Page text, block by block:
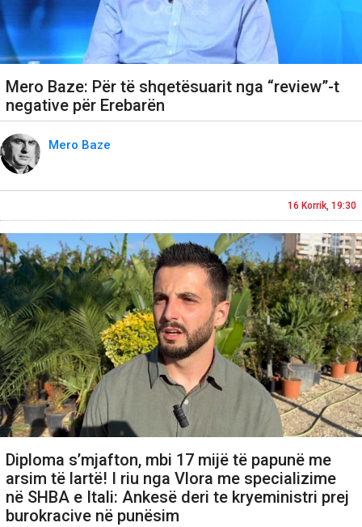
Mero Baze: Për të shqetësuarit nga “review”-t
negative për Erebarën
Mero Baze
16 Korrik, 19:30
Diploma s’mjafton, mbi 17 mijë të papunë me
arsim të lartë! I riu nga Vlora me specializime
në SHBA e Itali: Ankesë deri te kryeministri prej
burokracive në punësim